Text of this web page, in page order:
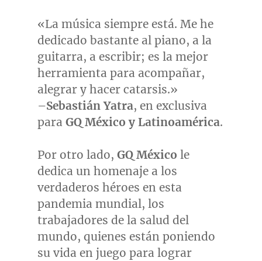
«La música siempre está. Me he
dedicado bastante al piano, a la
guitarra, a escribir; es la mejor
herramienta para acompañar,
alegrar y hacer catarsis.»
–Sebastián Yatra, en exclusiva
para GQ México y Latinoamérica.
Por otro lado, GQ México le
dedica un homenaje a los
verdaderos héroes en esta
pandemia mundial, los
trabajadores de la salud del
mundo, quienes están poniendo
su vida en juego para lograr